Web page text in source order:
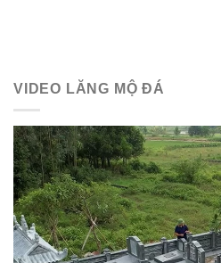
VIDEO LĂNG MỘ ĐÁ